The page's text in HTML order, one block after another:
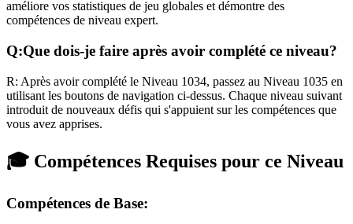
améliore vos statistiques de jeu globales et démontre des
compétences de niveau expert.
Q:Que dois-je faire après avoir complété ce niveau?
R: Après avoir complété le Niveau 1034, passez au Niveau 1035 en
utilisant les boutons de navigation ci-dessus. Chaque niveau suivant
introduit de nouveaux défis qui s'appuient sur les compétences que
vous avez apprises.
🎓 Compétences Requises pour ce Niveau
Compétences de Base: